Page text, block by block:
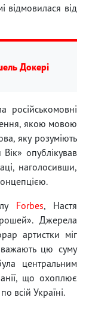
відмовилася від
Докері
російськомовні
якою мовою
яку розуміють
опублікував
наголосивши,
Forbes, Настя
Джерела
артистки міг
цю суму
центральним
що охоплює
всій Україні.